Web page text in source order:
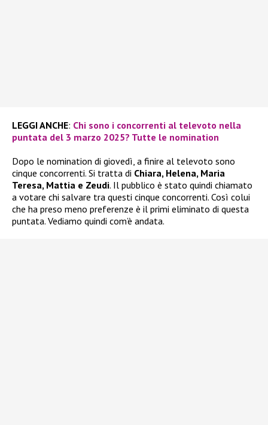
LEGGI ANCHE: Chi sono i concorrenti al televoto nella
puntata del 3 marzo 2025? Tutte le nomination
Dopo le nomination di giovedì, a finire al televoto sono
cinque concorrenti. Si tratta di Chiara, Helena, Maria
Teresa, Mattia e Zeudi. Il pubblico è stato quindi chiamato
a votare chi salvare tra questi cinque concorrenti. Così colui
che ha preso meno preferenze è il primi eliminato di questa
puntata. Vediamo quindi com’è andata.